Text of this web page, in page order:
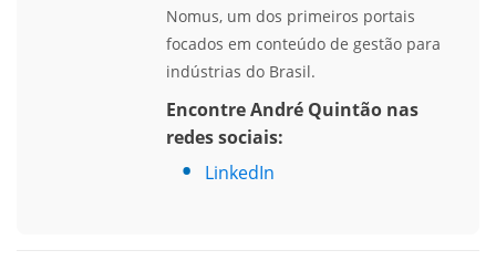
Nomus, um dos primeiros portais
focados em conteúdo de gestão para
indústrias do Brasil.
Encontre André Quintão nas
redes sociais:
LinkedIn